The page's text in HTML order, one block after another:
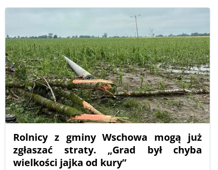
Rolnicy z gminy Wschowa mogą już
zgłaszać straty. „Grad był chyba
wielkości jajka od kury”